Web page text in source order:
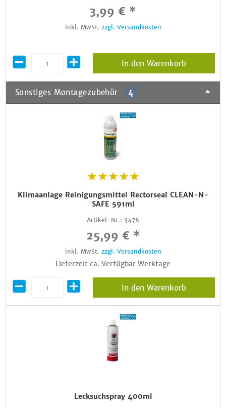
3,99 € *
inkl. MwSt. zzgl. Versandkosten
In den Warenkorb
Sonstiges Montagezubehör 4
Klimaanlage Reinigungsmittel Rectorseal CLEAN-N-
SAFE 591ml
Artikel-Nr.: 3478
25,99 € *
inkl. MwSt. zzgl. Versandkosten
Lieferzeit ca. Verfügbar Werktage
In den Warenkorb
Lecksuchspray 400ml